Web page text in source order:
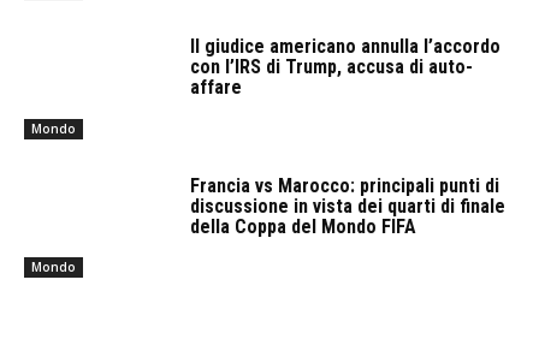
Mondo
Il giudice americano annulla l’accordo
con l’IRS di Trump, accusa di auto-
affare
Mondo
Francia vs Marocco: principali punti di
discussione in vista dei quarti di finale
della Coppa del Mondo FIFA